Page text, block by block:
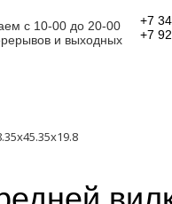
с 10-00 до 20-00
и выходных
+7
+7